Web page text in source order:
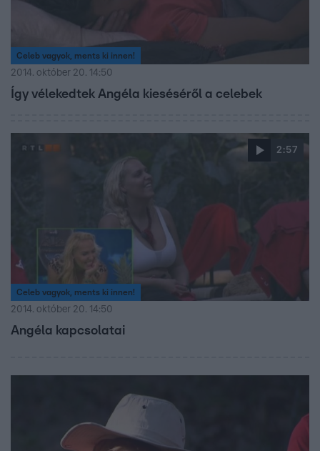
Celeb vagyok, ments ki innen!
2014. október 20. 14:50
Így vélekedtek Angéla kieséséről a celebek
2:57
Celeb vagyok, ments ki innen!
2014. október 20. 14:50
Angéla kapcsolatai